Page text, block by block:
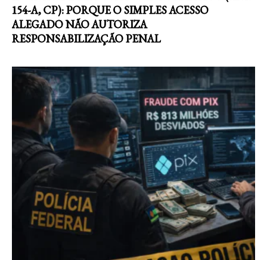
154-A, CP): PORQUE O SIMPLES ACESSO
ALEGADO NÃO AUTORIZA
RESPONSABILIZAÇÃO PENAL